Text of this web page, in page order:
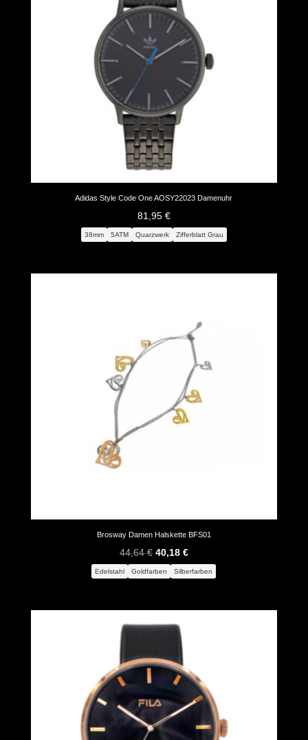
Adidas Style Code One AOSY22023 Damenuhr
81,95 €
38mm 5ATM Quarzwerk Zifferblatt Grau
Brosway Damen Halskette BFS01
44,64€ Ursprünglicher
Preis
40,18 €Aktueller
Preis
Edelstahl Goldfarben Silberfarben